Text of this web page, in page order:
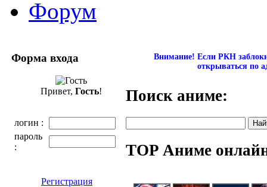
Форум
Форма входа
Привет, Гость!
логин :
пароль
:
Регистрация
Внимание! Если РКН
открываться по
Поиск аниме:
TOP Аниме